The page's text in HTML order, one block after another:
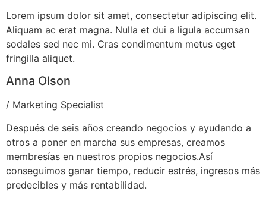
Lorem ipsum dolor sit amet, consectetur adipiscing elit.
Aliquam ac erat magna. Nulla et dui a ligula accumsan
sodales sed nec mi. Cras condimentum metus eget
fringilla aliquet.
Anna Olson
/ Marketing Specialist
Después de seis años creando negocios y ayudando a
otros a poner en marcha sus empresas, creamos
membresías en nuestros propios negocios.Así
conseguimos ganar tiempo, reducir estrés, ingresos más
predecibles y más rentabilidad.